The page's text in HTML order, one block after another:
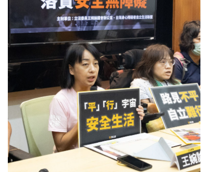
家
樂
裕
NGO
的
續
解
方，
讓
好